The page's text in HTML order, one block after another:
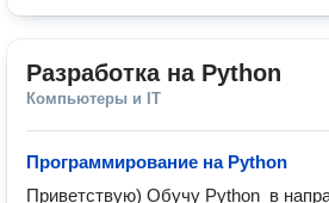
Разработка на Python
Компьютеры и IT
Программирование на Python
Приветcтвую) Обучу Рython  в